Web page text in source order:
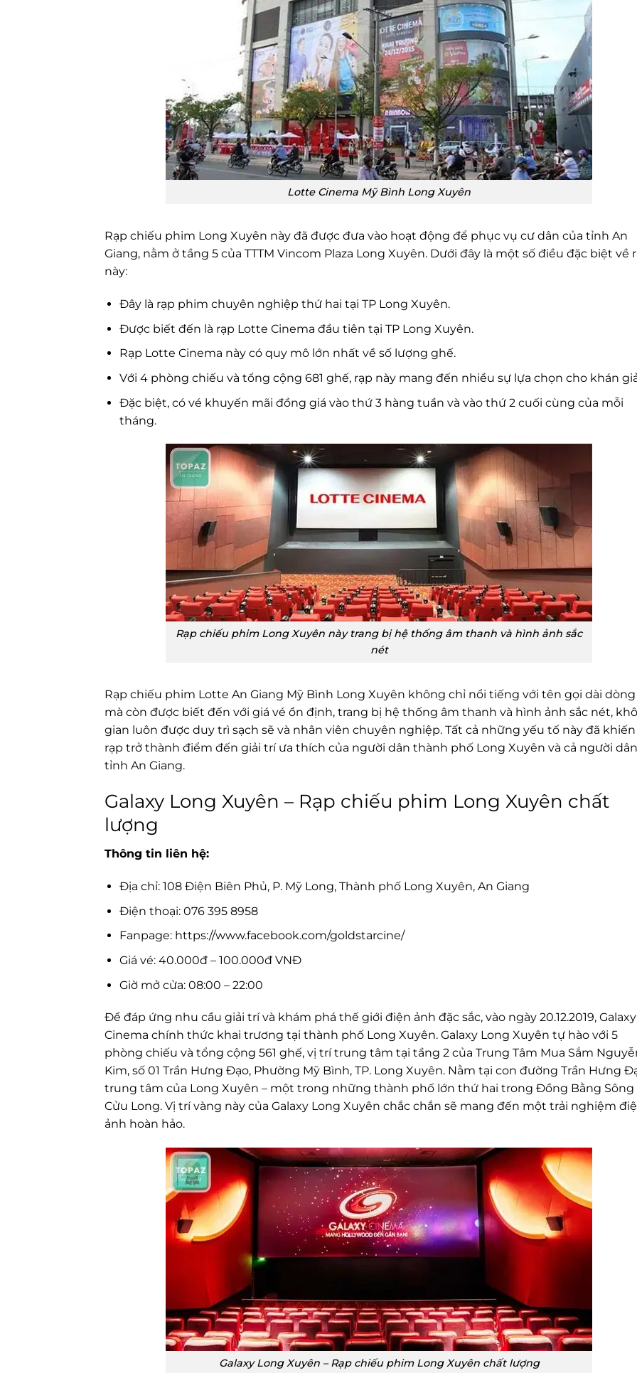
Lotte Cinema Mỹ Bình Long Xuyên
Rạp chiếu phim Long Xuyên này đã được đưa vào hoạt động để phục vụ cư dân của tỉnh An
Giang, nằm ở tầng 5 của TTTM Vincom Plaza Long Xuyên. Dưới đây là một số điều đặc biệt về
này:
Đây là rạp phim chuyên nghiệp thứ hai tại TP Long Xuyên.
Được biết đến là rạp Lotte Cinema đầu tiên tại TP Long Xuyên.
Rạp Lotte Cinema này có quy mô lớn nhất về số lượng ghế.
Với 4 phòng chiếu và tổng cộng 681 ghế, rạp này mang đến nhiều sự lựa chọn cho khán
Đặc biệt, có vé khuyến mãi đồng giá vào thứ 3 hàng tuần và vào thứ 2 cuối cùng của mỗi
tháng.
Rạp chiếu phim Long Xuyên này trang bị hệ thống âm thanh và hình ảnh sắc
nét
Rạp chiếu phim Lotte An Giang Mỹ Bình Long Xuyên không chỉ nổi tiếng với tên gọi dài dòng
mà còn được biết đến với giá vé ổn định, trang bị hệ thống âm thanh và hình ảnh sắc nét,
gian luôn được duy trì sạch sẽ và nhân viên chuyên nghiệp. Tất cả những yếu tố này đã khiến
rạp trở thành điểm đến giải trí ưa thích của người dân thành phố Long Xuyên và cả người dân
tỉnh An Giang.
Galaxy Long Xuyên – Rạp chiếu phim Long Xuyên chất
lượng
Thông tin liên hệ:
Địa chỉ: 108 Điện Biên Phủ, P. Mỹ Long, Thành phố Long Xuyên, An Giang
Điện thoại: 076 395 8958
Fanpage: https://www.facebook.com/goldstarcine/
Giá vé: 40.000đ – 100.000đ VNĐ
Giờ mở cửa: 08:00 – 22:00
Để đáp ứng nhu cầu giải trí và khám phá thế giới điện ảnh đặc sắc, vào ngày 20.12.2019, Galaxy
Cinema chính thức khai trương tại thành phố Long Xuyên. Galaxy Long Xuyên tự hào với 5
phòng chiếu và tổng cộng 561 ghế, vị trí trung tâm tại tầng 2 của Trung Tâm Mua Sắm
Kim, số 01 Trần Hưng Đạo, Phường Mỹ Bình, TP. Long Xuyên. Nằm tại con đường Trần Hưng
trung tâm của Long Xuyên – một trong những thành phố lớn thứ hai trong Đồng Bằng Sông
Cửu Long. Vị trí vàng này của Galaxy Long Xuyên chắc chắn sẽ mang đến một trải nghiệm
ảnh hoàn hảo.
Galaxy Long Xuyên – Rạp chiếu phim Long Xuyên chất lượng